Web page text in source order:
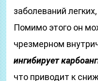
заболеваний
Помимо этого он
чрезмерном
ингибирует
что приводит к